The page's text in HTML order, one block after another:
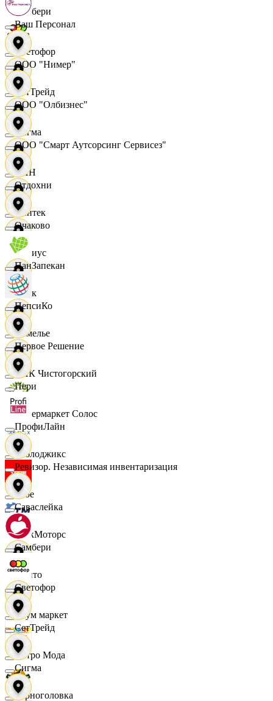
Самбери
Светофор
СетТрейд
Сигма
СИН
Синтек
Сириус
Смак
Сомелье
СПК Чистогорский
Супермаркет Солос
Таблоджикс
Твое
ТракМоторс
Фрито
Хоум маркет
Цетро Мода
Черноголовка
Ваш Персонал
ООО "Нимер"
ООО "Олбизнес"
ООО "Смарт Аутсорсинг Сервисез"
Отдохни
Очаково
ПанЗапекан
ПепсиКо
Первое Решение
Пери
ПрофиЛайн
Ревизор. Независимая инвентаризация
Саваслейка
Самбери
Светофор
СетТрейд
Сигма